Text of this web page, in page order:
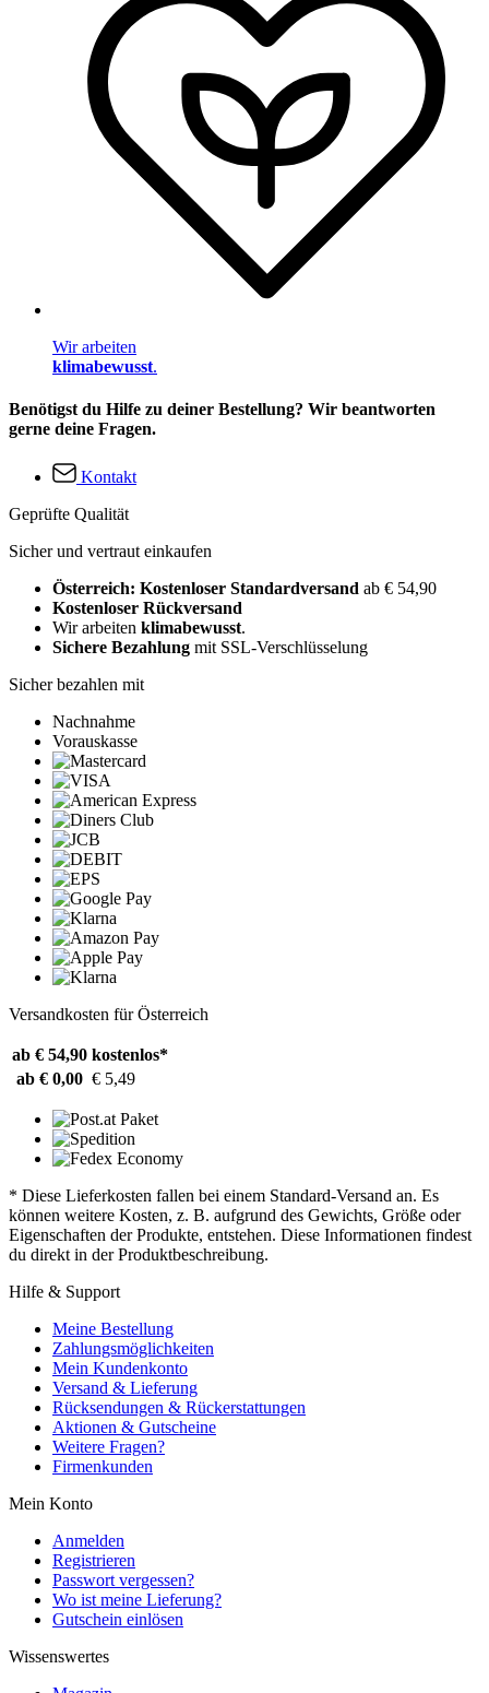
Wir arbeiten
klimabewusst.
Benötigst du Hilfe zu deiner Bestellung? Wir beantworten
gerne deine Fragen.
Kontakt
Geprüfte Qualität
Sicher und vertraut einkaufen
Österreich: Kostenloser Standardversand ab € 54,90
Kostenloser Rückversand
Wir arbeiten klimabewusst.
Sichere Bezahlung mit SSL-Verschlüsselung
Sicher bezahlen mit
Nachnahme
Vorauskasse
Versandkosten für Österreich
ab € 54,90 kostenlos*
ab € 0,00 € 5,49
* Diese Lieferkosten fallen bei einem Standard-Versand an. Es
können weitere Kosten, z. B. aufgrund des Gewichts, Größe oder
Eigenschaften der Produkte, entstehen. Diese Informationen findest
du direkt in der Produktbeschreibung.
Hilfe & Support
Meine Bestellung
Zahlungsmöglichkeiten
Mein Kundenkonto
Versand & Lieferung
Rücksendungen & Rückerstattungen
Aktionen & Gutscheine
Weitere Fragen?
Firmenkunden
Mein Konto
Anmelden
Registrieren
Passwort vergessen?
Wo ist meine Lieferung?
Gutschein einlösen
Wissenswertes